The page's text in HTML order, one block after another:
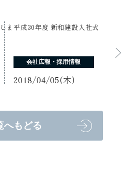
ま 平成30年度 新和建設入社式
会社広報・採用情報
2018/04/05(木)
へもどる